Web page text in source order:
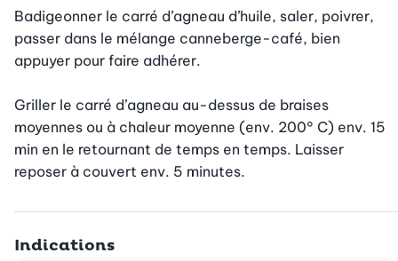
Badigeonner le carré d’agneau d’huile, saler, poivrer,
passer dans le mélange canneberge-café, bien
appuyer pour faire adhérer.
Griller le carré d’agneau au-dessus de braises
moyennes ou à chaleur moyenne (env. 200° C) env. 15
min en le retournant de temps en temps. Laisser
reposer à couvert env. 5 minutes.
Indications